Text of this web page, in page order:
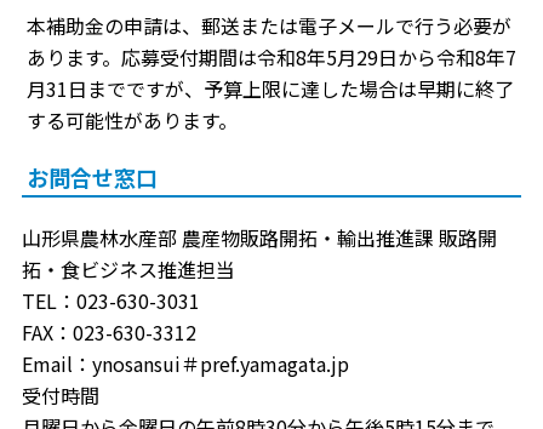
本補助金の申請は、郵送または電子メールで行う必要が
あります。応募受付期間は令和8年5月29日から令和8年7
月31日までですが、予算上限に達した場合は早期に終了
する可能性があります。
お問合せ窓口
山形県農林水産部 農産物販路開拓・輸出推進課 販路開
拓・食ビジネス推進担当
TEL：023-630-3031
FAX：023-630-3312
Email：ynosansui＃pref.yamagata.jp
受付時間